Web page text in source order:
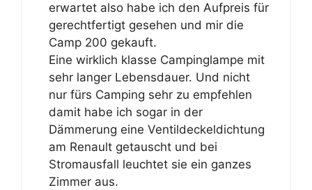
erwartet also habe ich den Aufpreis für
gerechtfertigt gesehen und mir die
Camp 200 gekauft.
Eine wirklich klasse Campinglampe mit
sehr langer Lebensdauer. Und nicht
nur fürs Camping sehr zu empfehlen
damit habe ich sogar in der
Dämmerung eine Ventildeckeldichtung
am Renault getauscht und bei
Stromausfall leuchtet sie ein ganzes
Zimmer aus.